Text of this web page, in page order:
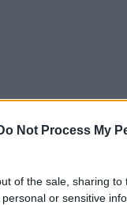
Not Process My
of the sale, sharing to
or sensitive